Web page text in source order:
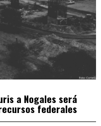
a Nogales será
federales